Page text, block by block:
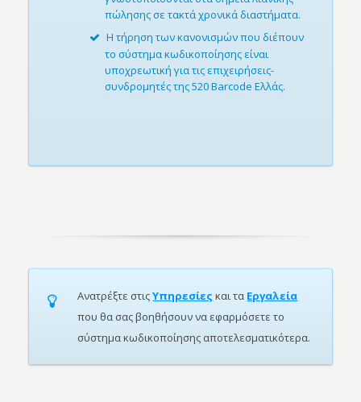
πώλησης σε τακτά χρονικά διαστήματα.
Η τήρηση των κανονισμών που διέπουν
το σύστημα κωδικοποίησης είναι
υποχρεωτική για τις επιχειρήσεις-
συνδρομητές της 520 Barcode Ελλάς.
Ανατρέξτε στιςΥπηρεσίες και τα Εργαλεία
που θα σας βοηθήσουν να εφαρμόσετε το
σύστημα κωδικοποίησης αποτελεσματικότερα.